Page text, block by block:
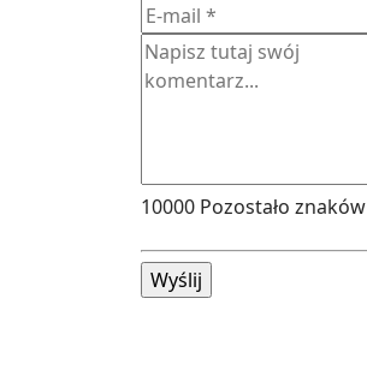
10000 Pozostało znaków
Wyślij